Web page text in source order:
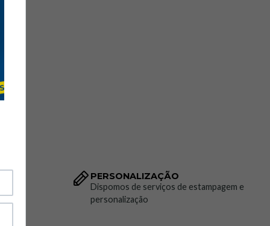
PERSONALIZAÇÃO
Dispomos de serviços de estampagem e
personalização